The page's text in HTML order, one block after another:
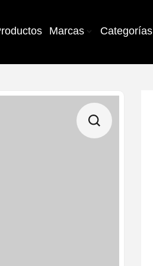
Marcas Categorías